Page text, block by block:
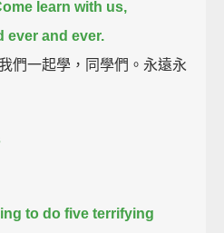
learn with us,
ever and ever.
們一起學，同學們。永遠永
to do five terrifying